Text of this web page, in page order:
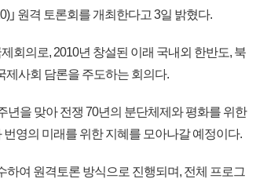
｣ 원격 토론회를 개최한다고 3일 밝혔다.
회의로, 2010년 창설된 이래 국내외 한반도, 북
제사회 담론을 주도하는 회의다.
년을 맞아 전쟁 70년의 분단체제와 평화를 위한
영의 미래를 위한 지혜를 모아나갈 예정이다.
여 원격토론 방식으로 진행되며, 전체 프로그